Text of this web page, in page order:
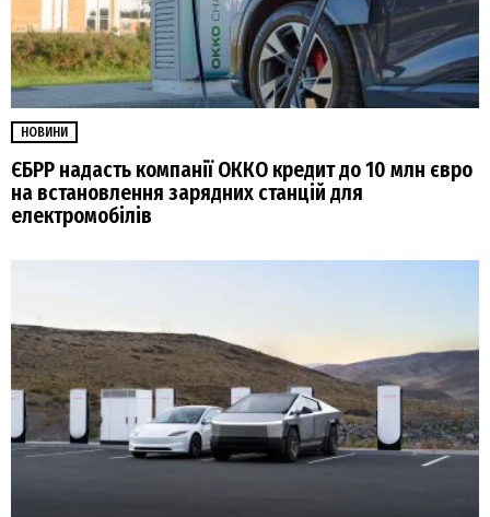
НОВИНИ
ЄБРР надасть компанії ОККО кредит до 10 млн євро
на встановлення зарядних станцій для
електромобілів